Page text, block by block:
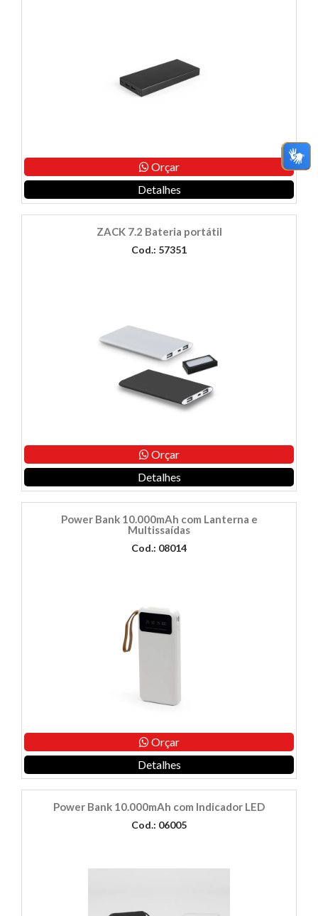
Orçar
Detalhes
ZACK 7.2 Bateria portátil
Cod.: 57351
Orçar
Detalhes
Power Bank 10.000mAh com Lanterna e
Multissaídas
Cod.: 08014
Orçar
Detalhes
Power Bank 10.000mAh com Indicador LED
Cod.: 06005